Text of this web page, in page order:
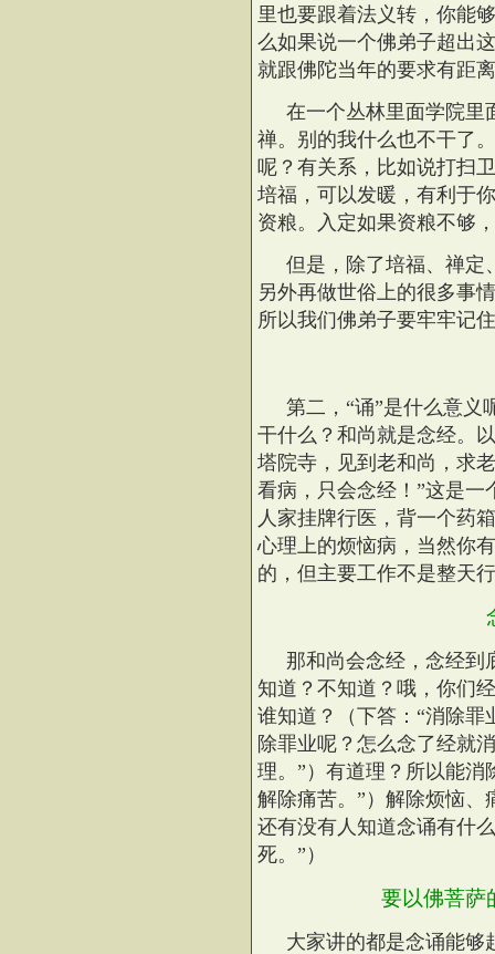
里也要跟着法义转，你能
么如果说一个佛弟子超出
就跟佛陀当年的要求有距
在一个丛林里面学院里
禅。别的我什么也不干了
呢？有关系，比如说打扫
培福，可以发暖，有利于
资粮。入定如果资粮不够
但是，除了培福、禅定
另外再做世俗上的很多事
所以我们佛弟子要牢牢记
第二，“诵”是什么意义
干什么？和尚就是念经。
塔院寺，见到老和尚，求
看病，只会念经！”这是
人家挂牌行医，背一个药
心理上的烦恼病，当然你
的，但主要工作不是整天
那和尚会念经，念经到
知道？不知道？哦，你们
谁知道？（下答：“消除罪
除罪业呢？怎么念了经就
理。”）有道理？所以能消
解除痛苦。”）解除烦恼、
还有没有人知道念诵有什
死。”）
要以佛菩萨
大家讲的都是念诵能够